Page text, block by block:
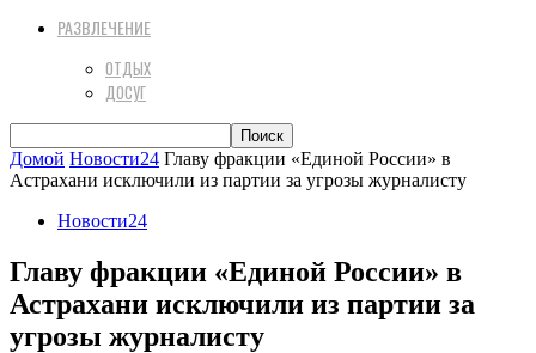
РАЗВЛЕЧЕНИЕ
ОТДЫХ
ДОСУГ
Домой Новости24 Главу фракции «Единой России» в
Астрахани исключили из партии за угрозы журналисту
Новости24
Главу фракции «Единой России» в
Астрахани исключили из партии за
угрозы журналисту